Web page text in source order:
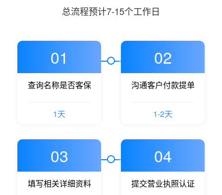
总流程预计7-15个工作日
01
查询名称是否客保
1天
02
沟通客户付款提单
1-2天
03
填写相关详细资料
04
提交营业执照认证